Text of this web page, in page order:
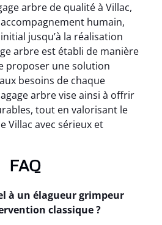
arbre de qualité à Villac,
accompagnement humain,
jusqu’à la réalisation
arbre est établi de manière
proposer une solution
besoins de chaque
arbre vise ainsi à offrir
tout en valorisant le
Villac avec sérieux et
FAQ
à un élagueur grimpeur
classique ?